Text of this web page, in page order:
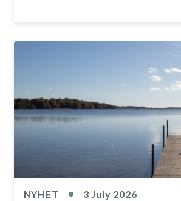
NYHET 3 July 2026